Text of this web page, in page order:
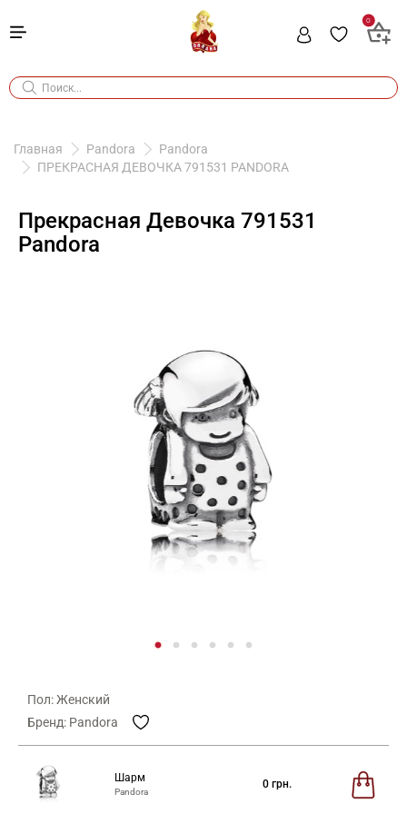
0
Главная Pandora
Pandora
ПРЕКРАСНАЯ ДЕВОЧКА 791531 PANDORA
Прекрасная Девочка 791531
Pandora
Пол: Женский
Бренд: Pandora
Шарм
Pandora
0 грн.